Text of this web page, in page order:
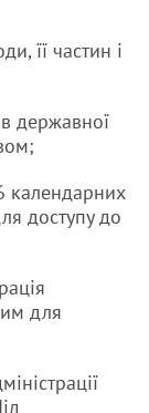
її частин і
державної
календарних
доступу до
для